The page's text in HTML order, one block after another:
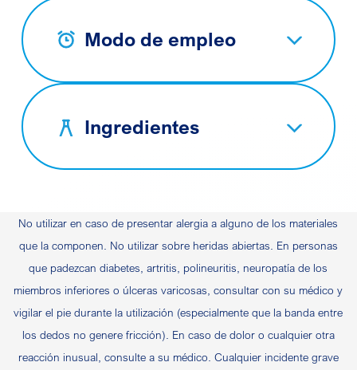
Modo de empleo
Ingredientes
No utilizar en caso de presentar alergia a alguno de los materiales
que la componen. No utilizar sobre heridas abiertas. En personas
que padezcan diabetes, artritis, polineuritis, neuropatía de los
miembros inferiores o úlceras varicosas, consultar con su médico y
vigilar el pie durante la utilización (especialmente que la banda entre
los dedos no genere fricción). En caso de dolor o cualquier otra
reacción inusual, consulte a su médico. Cualquier incidente grave